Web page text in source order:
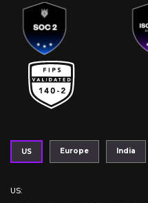
US Europe India
US: